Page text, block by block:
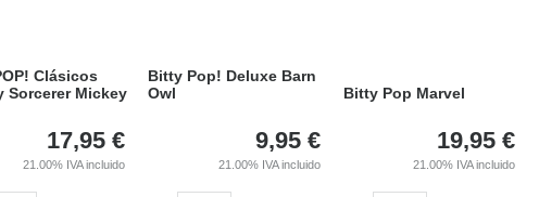
Clásicos
Sorcerer Mickey
17,95 €
21.00% IVA incluido
Bitty Pop! Deluxe Barn
Owl
9,95 €
21.00% IVA incluido
Bitty Pop Marvel
19,95 €
21.00% IVA incluido